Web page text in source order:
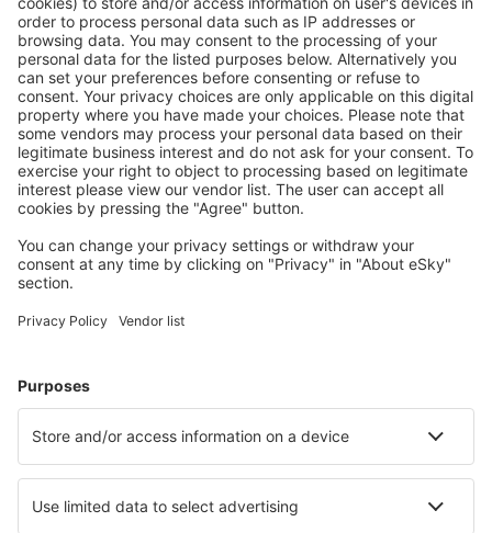
Ofertă adaptată aşteptărilor tale.
Planifică ȋn siguranţă
Rezervare fără griji cu opțiune gratuită de anulare.
Economiseşte mai mult
Prețuri atractive și oferte speciale pentru utilizatorii
conectați.
Cazarea preferată
apartamente și altele.
Cele mai căutate cazări de către utilizatorii eSky
Cazare în Letonia - Orașe populare
Cazare în Liepaja Cazare în Jurmala